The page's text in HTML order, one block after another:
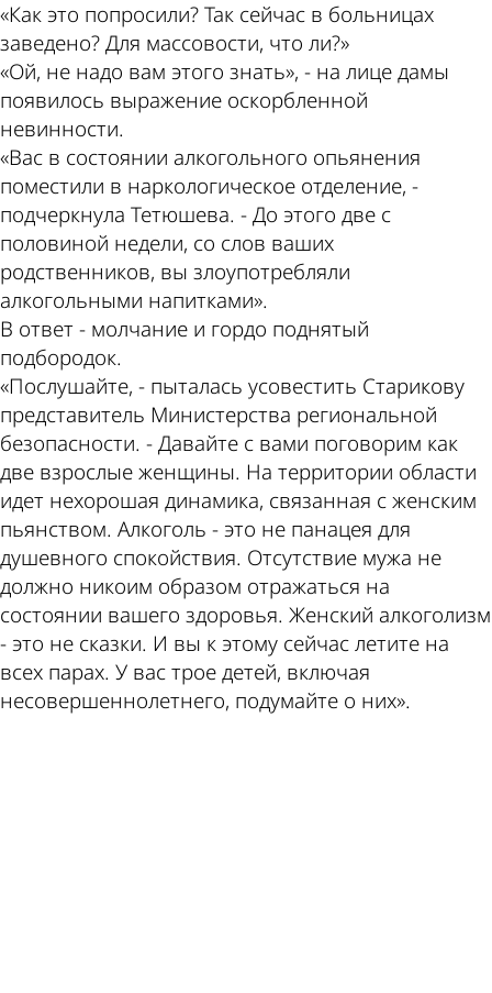
«Как это попросили? Так сейчас в больницах
заведено? Для массовости, что ли?»
«Ой, не надо вам этого знать», - на лице дамы
появилось выражение оскорбленной
невинности.
«Вас в состоянии алкогольного опьянения
поместили в наркологическое отделение, -
подчеркнула Тетюшева. - До этого две с
половиной недели, со слов ваших
родственников, вы злоупотребляли
алкогольными напитками».
В ответ - молчание и гордо поднятый
подбородок.
«Послушайте, - пыталась усовестить Старикову
представитель Министерства региональной
безопасности. - Давайте с вами поговорим как
две взрослые женщины. На территории области
идет нехорошая динамика, связанная с женским
пьянством. Алкоголь - это не панацея для
душевного спокойствия. Отсутствие мужа не
должно никоим образом отражаться на
состоянии вашего здоровья. Женский алкоголизм
- это не сказки. И вы к этому сейчас летите на
всех парах. У вас трое детей, включая
несовершеннолетнего, подумайте о них».